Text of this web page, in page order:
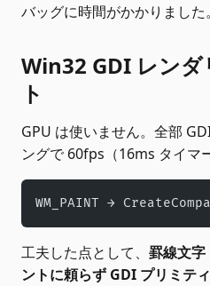
バッグに時間がかかりました。
Win32 GDI レン
ト
GPU は使いません。全部
ングで 60fps（16ms タイマ
WM_PAINT →
工夫した点として、 罫線文字
ントに頼らず GDI プリミテ